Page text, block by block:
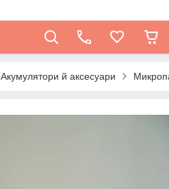
Акумулятори й аксесуари